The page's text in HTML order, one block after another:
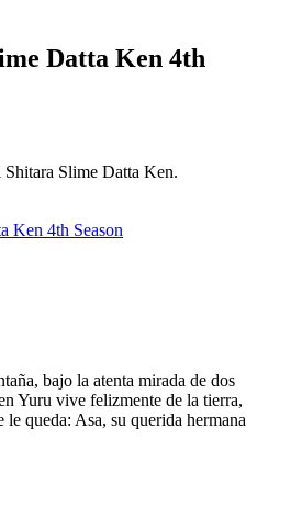
Datta Ken 4th
Shitara Slime Datta Ken.
bajo la atenta mirada de dos
Yuru vive felizmente de la tierra,
queda: Asa, su querida hermana